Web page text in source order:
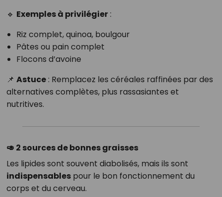
🔹 Exemples à privilégier:
Riz complet, quinoa, boulgour
Pâtes ou pain complet
Flocons d’avoine
📌 Astuce: Remplacez les céréales raffinées par des
alternatives complètes, plus rassasiantes et
nutritives.
🥑 2 sources de bonnes graisses
Les lipides sont souvent diabolisés, mais ils sont
indispensablespour le bon fonctionnement du
corps et du cerveau.